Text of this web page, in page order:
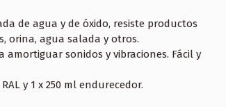
de agua y de óxido, resiste productos
orina, agua salada y otros.
sonidos y vibraciones. Fácil y
y 1 x 250 ml endurecedor.